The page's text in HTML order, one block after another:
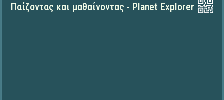
Παίζοντας και μαθαίνοντας - Planet Explorer